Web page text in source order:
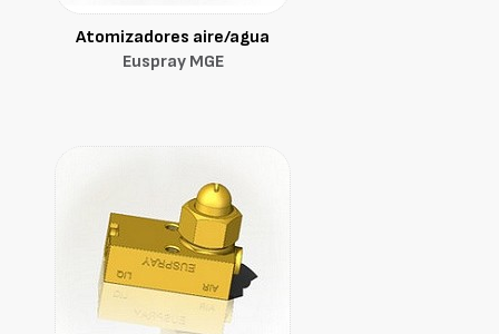
Atomizadores aire/agua
Euspray MGE